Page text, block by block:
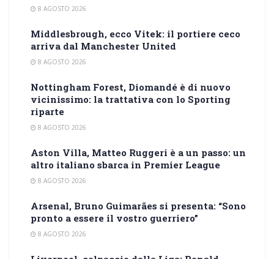
8 AGOSTO 2026
Middlesbrough, ecco Vitek: il portiere ceco
arriva dal Manchester United
8 AGOSTO 2026
Nottingham Forest, Diomandé è di nuovo
vicinissimo: la trattativa con lo Sporting
riparte
8 AGOSTO 2026
Aston Villa, Matteo Ruggeri è a un passo: un
altro italiano sbarca in Premier League
8 AGOSTO 2026
Arsenal, Bruno Guimarães si presenta: “Sono
pronto a essere il vostro guerriero”
8 AGOSTO 2026